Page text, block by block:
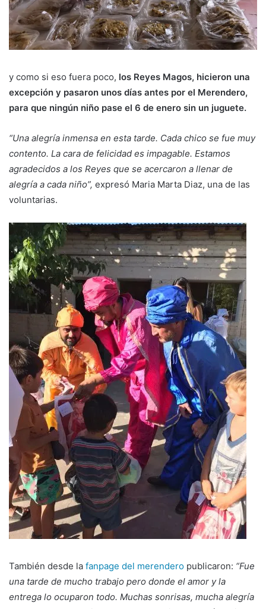
y como si eso fuera poco, los Reyes Magos, hicieron una
excepción y pasaron unos días antes por el Merendero,
para que ningún niño pase el 6 de enero sin un juguete.
“Una alegría inmensa en esta tarde. Cada chico se fue muy
contento. La cara de felicidad es impagable. Estamos
agradecidos a los Reyes que se acercaron a llenar de
alegría a cada niño”, expresó Maria Marta Diaz, una de las
voluntarias.
También desde la fanpage del merendero publicaron: “Fue
una tarde de mucho trabajo pero donde el amor y la
entrega lo ocuparon todo. Muchas sonrisas, mucha alegría